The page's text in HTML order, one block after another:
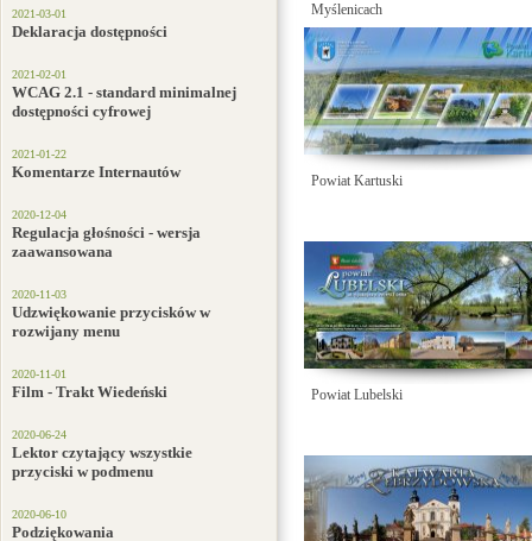
2021-03-01
Deklaracja dostępności
2021-02-01
WCAG 2.1 - standard minimalnej
dostępności cyfrowej
2021-01-22
Komentarze Internautów
2020-12-04
Regulacja głośności - wersja
zaawansowana
2020-11-03
Udzwiękowanie przycisków w
rozwijany menu
2020-11-01
Film - Trakt Wiedeński
2020-06-24
Lektor czytający wszystkie
przyciski w podmenu
2020-06-10
Podziękowania
Myślenicach
Powiat Kartuski
Powiat Lubelski